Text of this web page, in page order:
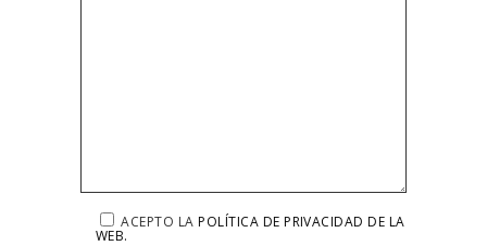
ACEPTO LAPOLÍTICA DE PRIVACIDAD DE LA
WEB.